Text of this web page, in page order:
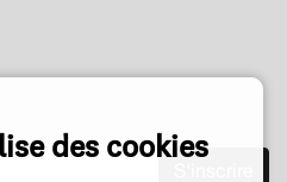
des cookies